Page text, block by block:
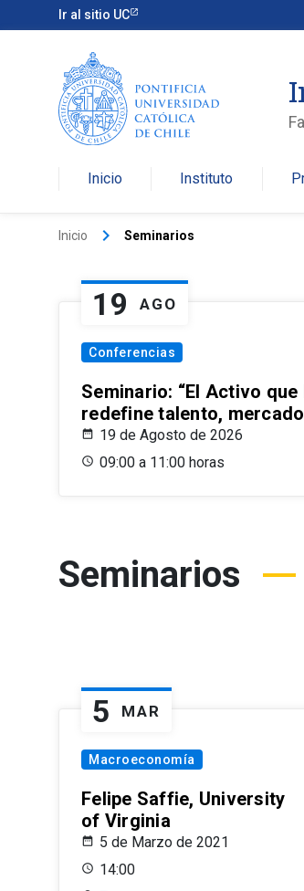
Ir al sitio UC
Inicio Instituto
Inicio keyboard_arrow_right Seminarios
19 AGO
Conferencias
Seminario: “El Activo
redefine talento,
19 de Agosto de 2026
09:00 a 11:00 horas
Seminarios
5 MAR
Macroeconomía
Felipe Saffie, University
of Virginia
5 de Marzo de 2021
14:00